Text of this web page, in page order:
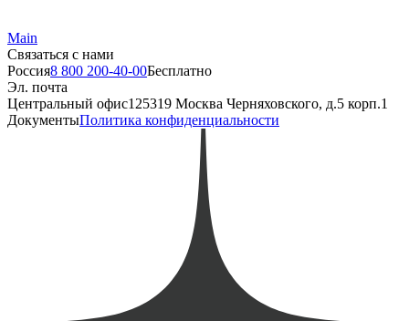
Main
Связаться с нами
Россия8 800 200-40-00Бесплатно
Эл. почта
Центральный офис125319 Москва Черняховского, д.5 корп.1
ДокументыПолитика конфиденциальности